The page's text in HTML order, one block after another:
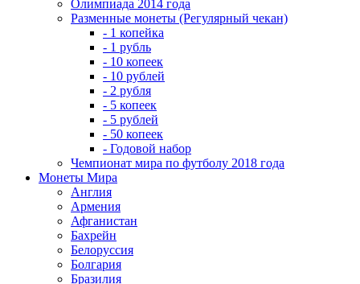
Олимпиада 2014 года
Разменные монеты (Регулярный чекан)
- 1 копейка
- 1 рубль
- 10 копеек
- 10 рублей
- 2 рубля
- 5 копеек
- 5 рублей
- 50 копеек
- Годовой набор
Чемпионат мира по футболу 2018 года
Монеты Мира
Англия
Армения
Афганистан
Бахрейн
Белоруссия
Болгария
Бразилия